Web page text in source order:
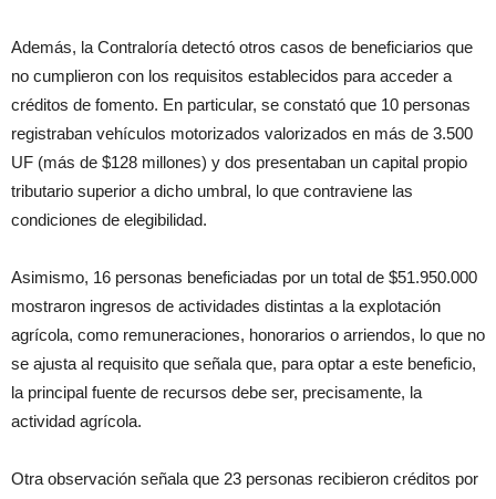
Además, la Contraloría detectó otros casos de beneficiarios que
no cumplieron con los requisitos establecidos para acceder a
créditos de fomento. En particular, se constató que 10 personas
registraban vehículos motorizados valorizados en más de 3.500
UF (más de $128 millones) y dos presentaban un capital propio
tributario superior a dicho umbral, lo que contraviene las
condiciones de elegibilidad.
Asimismo, 16 personas beneficiadas por un total de $51.950.000
mostraron ingresos de actividades distintas a la explotación
agrícola, como remuneraciones, honorarios o arriendos, lo que no
se ajusta al requisito que señala que, para optar a este beneficio,
la principal fuente de recursos debe ser, precisamente, la
actividad agrícola.
Otra observación señala que 23 personas recibieron créditos por